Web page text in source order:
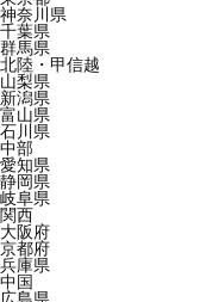
神奈川県
千葉県
群馬県
北陸・甲信越
山梨県
新潟県
富山県
石川県
中部
愛知県
静岡県
岐阜県
関西
大阪府
京都府
兵庫県
中国
広島県